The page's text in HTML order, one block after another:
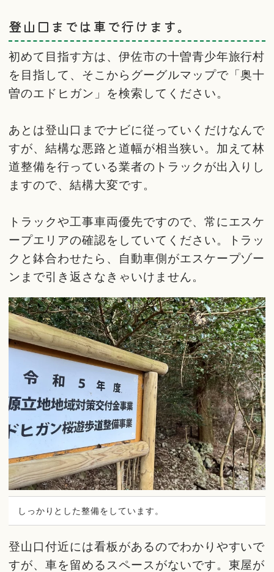
登山口までは車で行けます。
初めて目指す方は、伊佐市の十曽青少年旅行村
を目指して、そこからグーグルマップで「奥十
曽のエドヒガン」を検索してください。
あとは登山口までナビに従っていくだけなんで
すが、結構な悪路と道幅が相当狭い。加えて林
道整備を行っている業者のトラックが出入りし
ますので、結構大変です。
トラックや工事車両優先ですので、常にエスケ
ープエリアの確認をしていてください。トラッ
クと鉢合わせたら、自動車側がエスケープゾー
ンまで引き返さなきゃいけません。
しっかりとした整備をしています。
登山口付近には看板があるのでわかりやすいで
すが、車を留めるスペースがないです。東屋が